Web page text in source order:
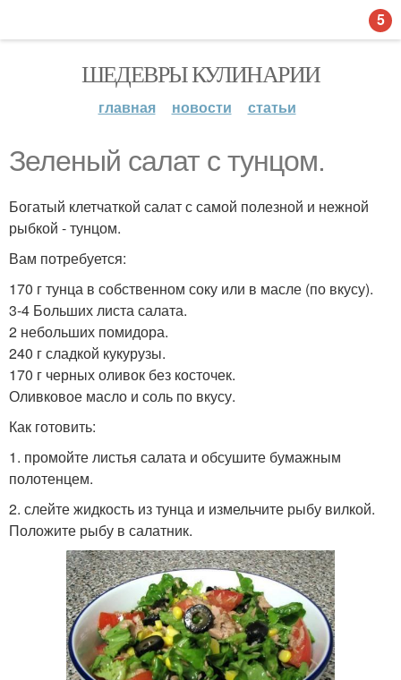
ШЕДЕВРЫ КУЛИНАРИИ
главная новости статьи
Зеленый салат с тунцом.
Богатый клетчаткой салат с самой полезной и нежной
рыбкой - тунцом.
Вам потребуется:
170 г тунца в собственном соку или в масле (по вкусу).
3-4 Больших листа салата.
2 небольших помидора.
240 г сладкой кукурузы.
170 г черных оливок без косточек.
Оливковое масло и соль по вкусу.
Как готовить:
1. промойте листья салата и обсушите бумажным
полотенцем.
2. слейте жидкость из тунца и измельчите рыбу вилкой.
Положите рыбу в салатник.
5